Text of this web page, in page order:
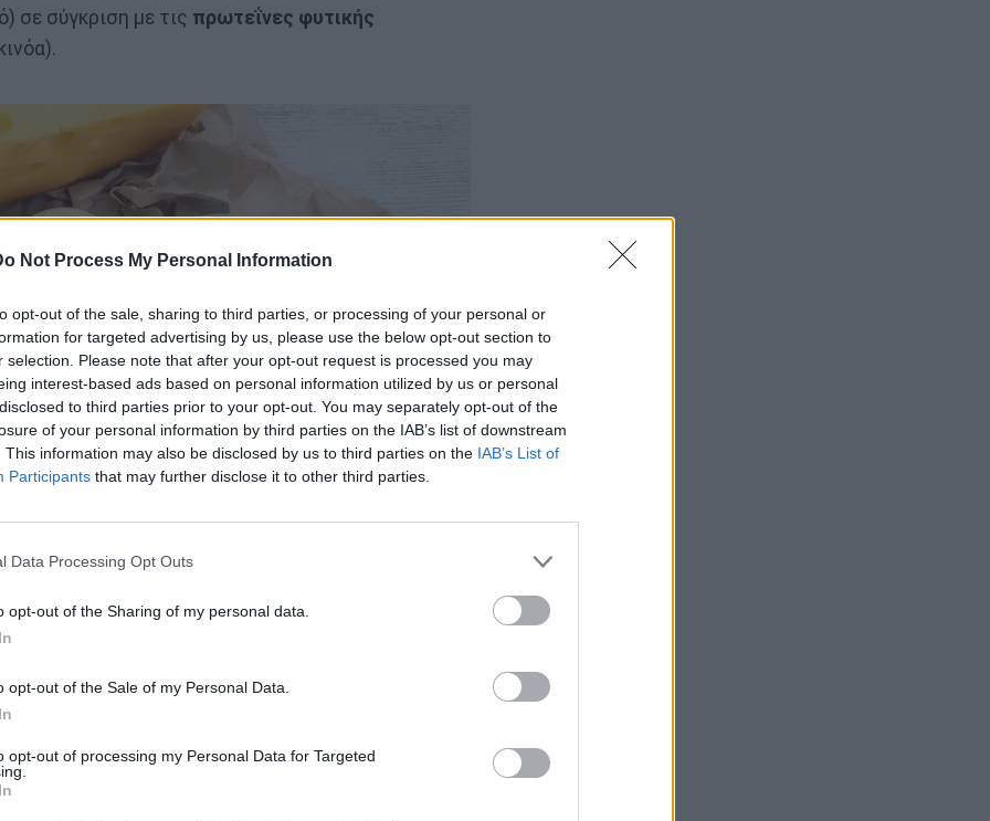
Not Process My Personal Information
opt-out of the sale, sharing to third parties, or processing of your personal or
for targeted advertising by us, please use the below opt-out section to
selection. Please note that after your opt-out request is processed you may
interest-based ads based on personal information utilized by us or personal
to third parties prior to your opt-out. You may separately opt-out of the
of your personal information by third parties on the IAB’s list of downstream
This information may also be disclosed by us to third parties on the IAB’s List of
Participants that may further disclose it to other third parties.
Data Processing Opt Outs
opt-out of the Sharing of my personal data.
opt-out of the Sale of my Personal Data.
opt-out of processing my Personal Data for Targeted
σε σύγκριση με τις πρωτεΐνες φυτικής
πρωτεϊνών
με γνώμονα το σωματικό βάρος. Για κάθε